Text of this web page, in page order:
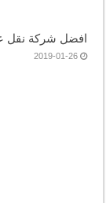
افضل شركة
2019-01-26